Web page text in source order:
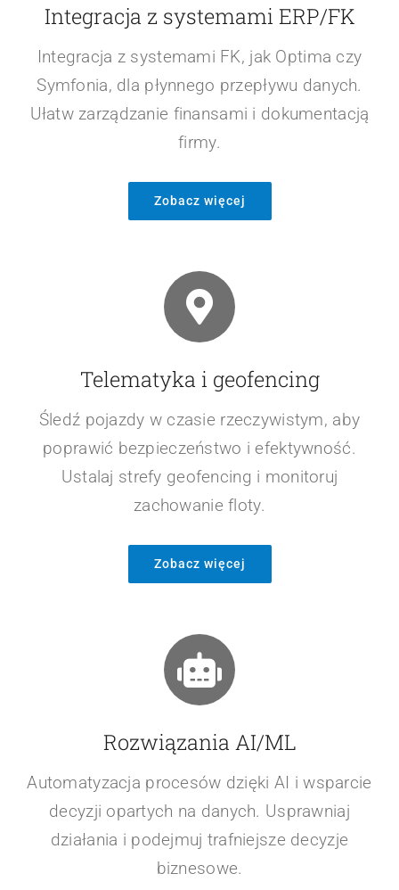
Integracja z systemami ERP/FK
Integracja z systemami FK, jak Optima czy
Symfonia, dla płynnego przepływu danych.
Ułatw zarządzanie finansami i dokumentacją
firmy.
Zobacz więcej
Telematyka i geofencing
Śledź pojazdy w czasie rzeczywistym, aby
poprawić bezpieczeństwo i efektywność.
Ustalaj strefy geofencing i monitoruj
zachowanie floty.
Zobacz więcej
Rozwiązania AI/ML
Automatyzacja procesów dzięki AI i wsparcie
decyzji opartych na danych. Usprawniaj
działania i podejmuj trafniejsze decyzje
biznesowe.